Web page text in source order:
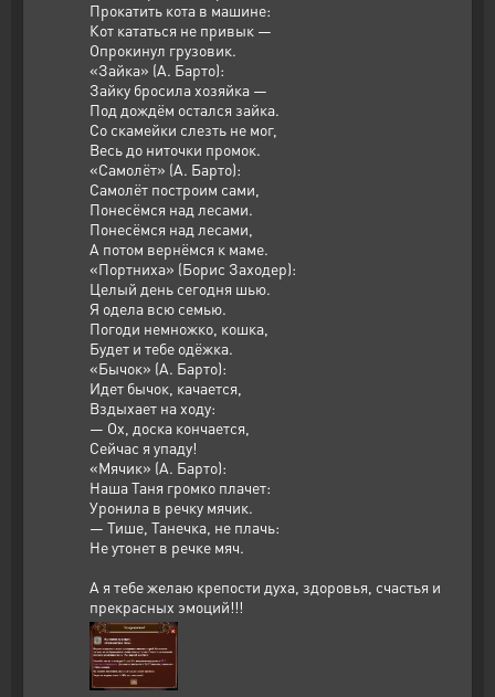
Прокатить кота в машине:
Кот кататься не привык —
Опрокинул грузовик.
«Зайка» (А. Барто):
Зайку бросила хозяйка —
Под дождём остался зайка.
Со скамейки слезть не мог,
Весь до ниточки промок.
«Самолёт» (А. Барто):
Самолёт построим сами,
Понесёмся над лесами.
Понесёмся над лесами,
А потом вернёмся к маме.
«Портниха» (Борис Заходер):
Целый день сегодня шью.
Я одела всю семью.
Погоди немножко, кошка,
Будет и тебе одёжка.
«Бычок» (А. Барто):
Идет бычок, качается,
Вздыхает на ходу:
— Ох, доска кончается,
Сейчас я упаду!
«Мячик» (А. Барто):
Наша Таня громко плачет:
Уронила в речку мячик.
— Тише, Танечка, не плачь:
Не утонет в речке мяч.
А я тебе желаю крепости духа, здоровья, счастья и
прекрасных эмоций!!!